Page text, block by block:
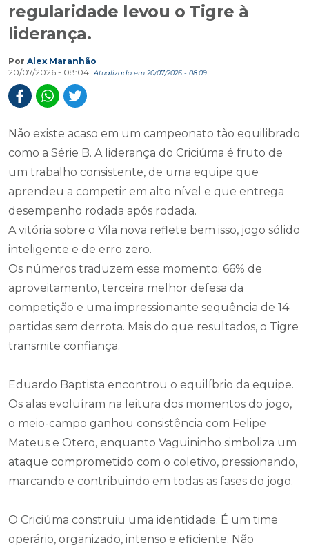
regularidade levou o Tigre à
liderança.
Por Alex Maranhão
20/07/2026 - 08:04
Atualizado em 20/07/2026 - 08:09
Não existe acaso em um campeonato tão equilibrado
como a Série B. A liderança do Criciúma é fruto de
um trabalho consistente, de uma equipe que
aprendeu a competir em alto nível e que entrega
desempenho rodada após rodada.
A vitória sobre o Vila nova reflete bem isso, jogo sólido
inteligente e de erro zero.
Os números traduzem esse momento: 66% de
aproveitamento, terceira melhor defesa da
competição e uma impressionante sequência de 14
partidas sem derrota. Mais do que resultados, o Tigre
transmite confiança.
Eduardo Baptista encontrou o equilíbrio da equipe.
Os alas evoluíram na leitura dos momentos do jogo,
o meio-campo ganhou consistência com Felipe
Mateus e Otero, enquanto Vaguininho simboliza um
ataque comprometido com o coletivo, pressionando,
marcando e contribuindo em todas as fases do jogo.
O Criciúma construiu uma identidade. É um time
operário, organizado, intenso e eficiente. Não